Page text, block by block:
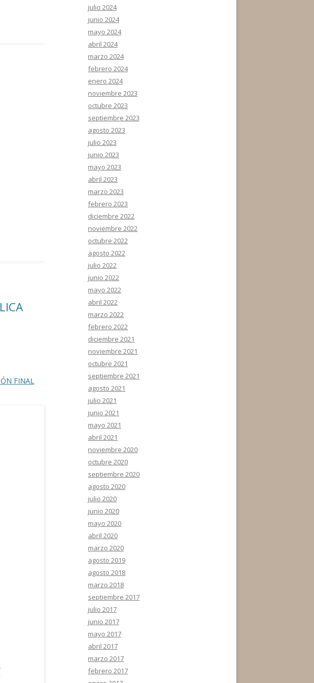
FINAL
julio 2024
junio 2024
mayo 2024
abril 2024
marzo 2024
febrero 2024
enero 2024
noviembre 2023
octubre 2023
septiembre 2023
agosto 2023
julio 2023
junio 2023
mayo 2023
abril 2023
marzo 2023
febrero 2023
diciembre 2022
noviembre 2022
octubre 2022
agosto 2022
julio 2022
junio 2022
mayo 2022
abril 2022
marzo 2022
febrero 2022
diciembre 2021
noviembre 2021
octubre 2021
septiembre 2021
agosto 2021
julio 2021
junio 2021
mayo 2021
abril 2021
noviembre 2020
octubre 2020
septiembre 2020
agosto 2020
julio 2020
junio 2020
mayo 2020
abril 2020
marzo 2020
agosto 2019
agosto 2018
marzo 2018
septiembre 2017
julio 2017
junio 2017
mayo 2017
abril 2017
marzo 2017
febrero 2017